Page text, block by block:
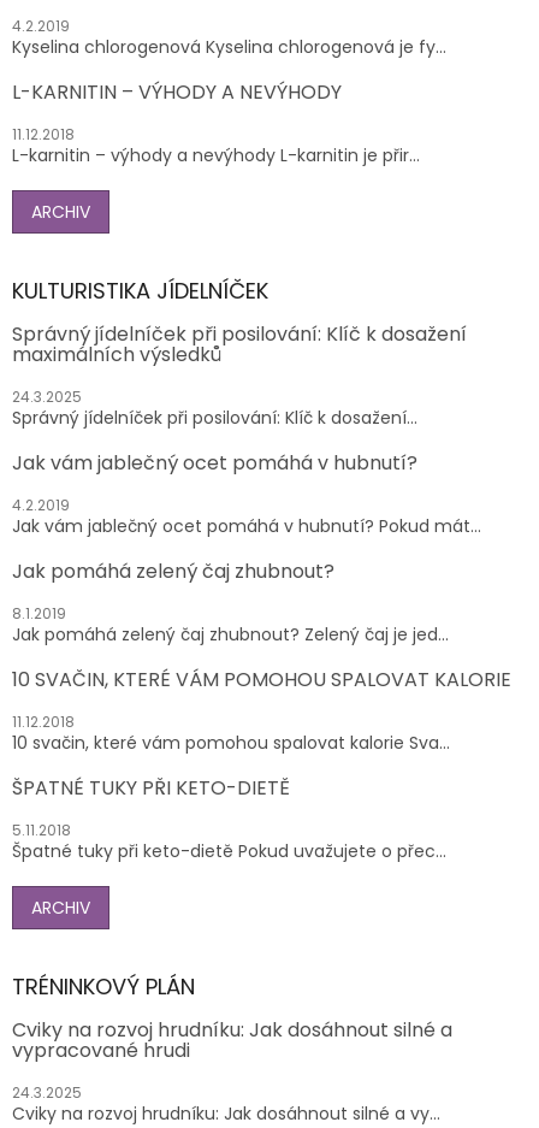
4.2.2019
Kyselina chlorogenová Kyselina chlorogenová je fy...
L-KARNITIN – VÝHODY A NEVÝHODY
11.12.2018
L-karnitin – výhody a nevýhody L-karnitin je přir...
ARCHIV
KULTURISTIKA JÍDELNÍČEK
Správný jídelníček při posilování: Klíč k dosažení
maximálních výsledků
24.3.2025
Správný jídelníček při posilování: Klíč k dosažení...
Jak vám jablečný ocet pomáhá v hubnutí?
4.2.2019
Jak vám jablečný ocet pomáhá v hubnutí? Pokud mát...
Jak pomáhá zelený čaj zhubnout?
8.1.2019
Jak pomáhá zelený čaj zhubnout? Zelený čaj je jed...
10 SVAČIN, KTERÉ VÁM POMOHOU SPALOVAT KALORIE
11.12.2018
10 svačin, které vám pomohou spalovat kalorie Sva...
ŠPATNÉ TUKY PŘI KETO-DIETĚ
5.11.2018
Špatné tuky při keto-dietě Pokud uvažujete o přec...
ARCHIV
TRÉNINKOVÝ PLÁN
Cviky na rozvoj hrudníku: Jak dosáhnout silné a
vypracované hrudi
24.3.2025
Cviky na rozvoj hrudníku: Jak dosáhnout silné a vy...